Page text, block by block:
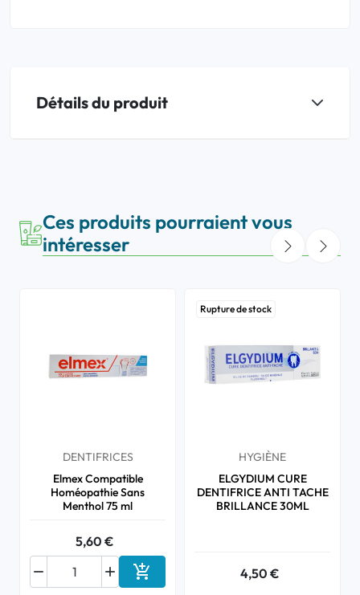
Détails du produit
Ces produits pourraient vous
intéresser
DENTIFRICES
Elmex Compatible
Homéopathie Sans
Menthol 75 ml
5,60 €

 Ajouter au panier
Rupture de stock
HYGIÈNE
ELGYDIUM CURE
DENTIFRICE ANTI TACHE
BRILLANCE 30ML
4,50 €